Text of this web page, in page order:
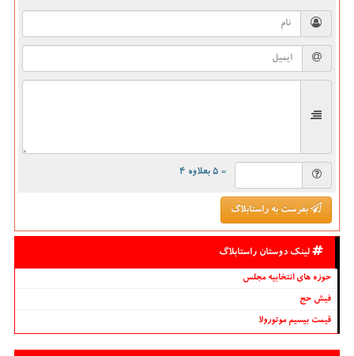
= ۵ بعلاوه ۴
بفرست به راستابلاگ
لینک دوستان راستابلاگ
حوزه های انتخابیه مجلس
فیش حج
قیمت بیسیم موتورولا